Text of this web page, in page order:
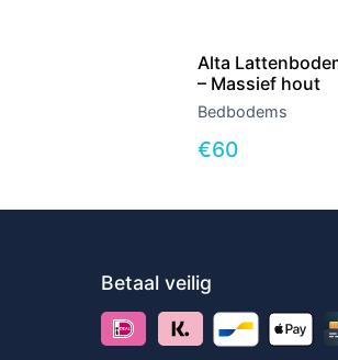
Alta
– Massief hout
Bedbodems
€60
Betaal veilig